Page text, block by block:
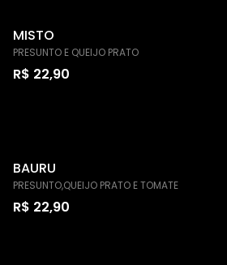
MISTO
PRESUNTO E QUEIJO PRATO
R$ 22,90
BAURU
PRESUNTO,QUEIJO PRATO E TOMATE
R$ 22,90